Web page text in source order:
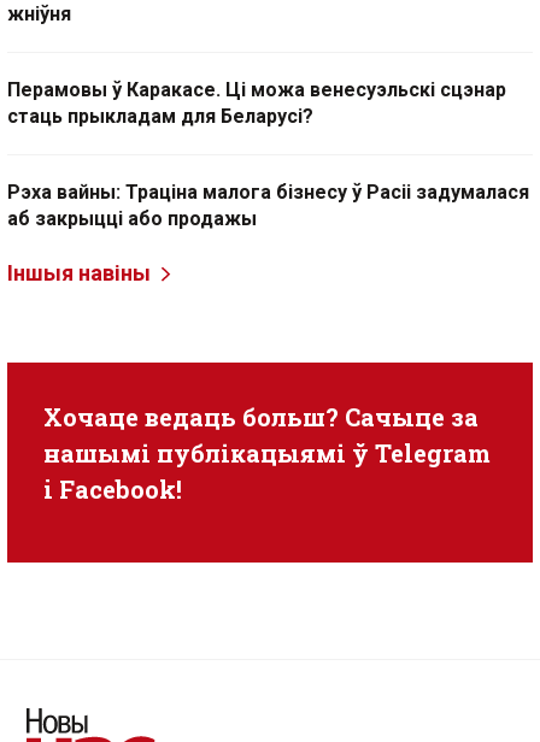
жніўня
Перамовы ў Каракасе. Ці можа венесуэльскі сцэнар
стаць прыкладам для Беларусі?
Рэха вайны: Траціна малога бізнесу ў Расіі задумалася
аб закрыцці або продажы
Іншыя навіны
Хочаце ведаць больш? Сачыце за
нашымі публікацыямі ў Telegram
i Facebook!